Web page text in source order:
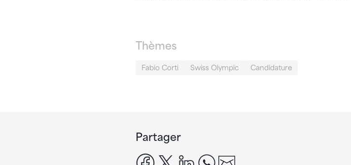
Thèmes
Fabio Corti Swiss Olympic Candidature
Partager
facebook
x linkedinwhatsapp